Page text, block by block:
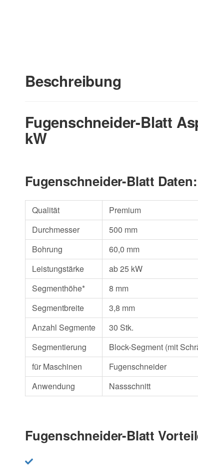
Beschreibung
Fugenschneider-Blatt
kW
Fugenschneider-Blatt Daten:
Qualität
Premium
Durchmesser
500 mm
Bohrung
60,0 mm
Leistungstärke
ab 25 kW
Segmenthöhe*
8 mm
Segmentbreite
3,8 mm
Anzahl Segmente
30 Stk.
Segmentierung
Block-Segment (mit
für Maschinen
Fugenschneider
Anwendung
Nassschnitt
Fugenschneider-Blatt